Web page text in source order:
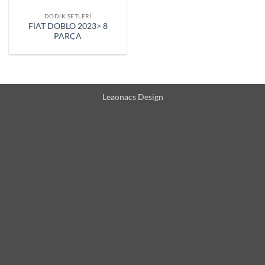
DODIK SETLERI
FİAT DOBLO 2023> 8
PARÇA
Leaonacs Design